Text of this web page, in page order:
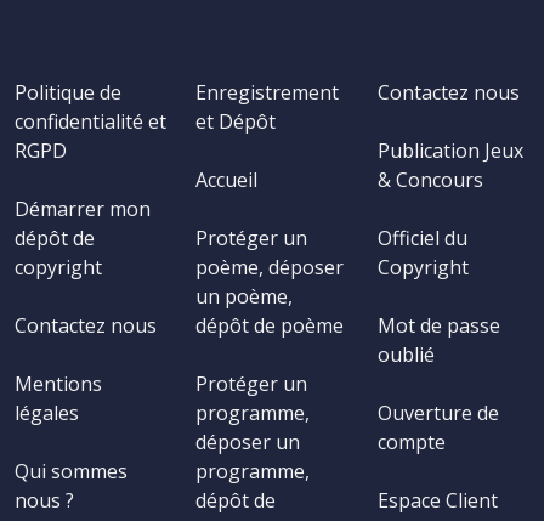
Politique de
confidentialité et
RGPD
Démarrer mon
dépôt de
copyright
Contactez nous
Mentions
légales
Qui sommes
nous ?
Enregistrement
et Dépôt
Accueil
Protéger un
poème, déposer
un poème,
dépôt de poème
Protéger un
programme,
déposer un
programme,
dépôt de
Contactez nous
Publication Jeux
& Concours
Officiel du
Copyright
Mot de passe
oublié
Ouverture de
compte
Espace Client